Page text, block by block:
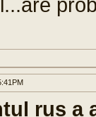
rus a